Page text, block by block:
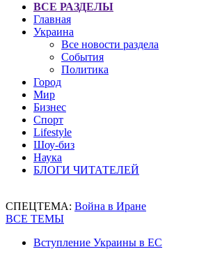
ВСЕ РАЗДЕЛЫ
Главная
Украина
Все новости раздела
События
Политика
Город
Мир
Бизнес
Спорт
Lifestyle
Шоу-биз
Наука
БЛОГИ ЧИТАТЕЛЕЙ
СПЕЦТЕМА: Война в Иране
ВСЕ ТЕМЫ
Вступление Украины в ЕС